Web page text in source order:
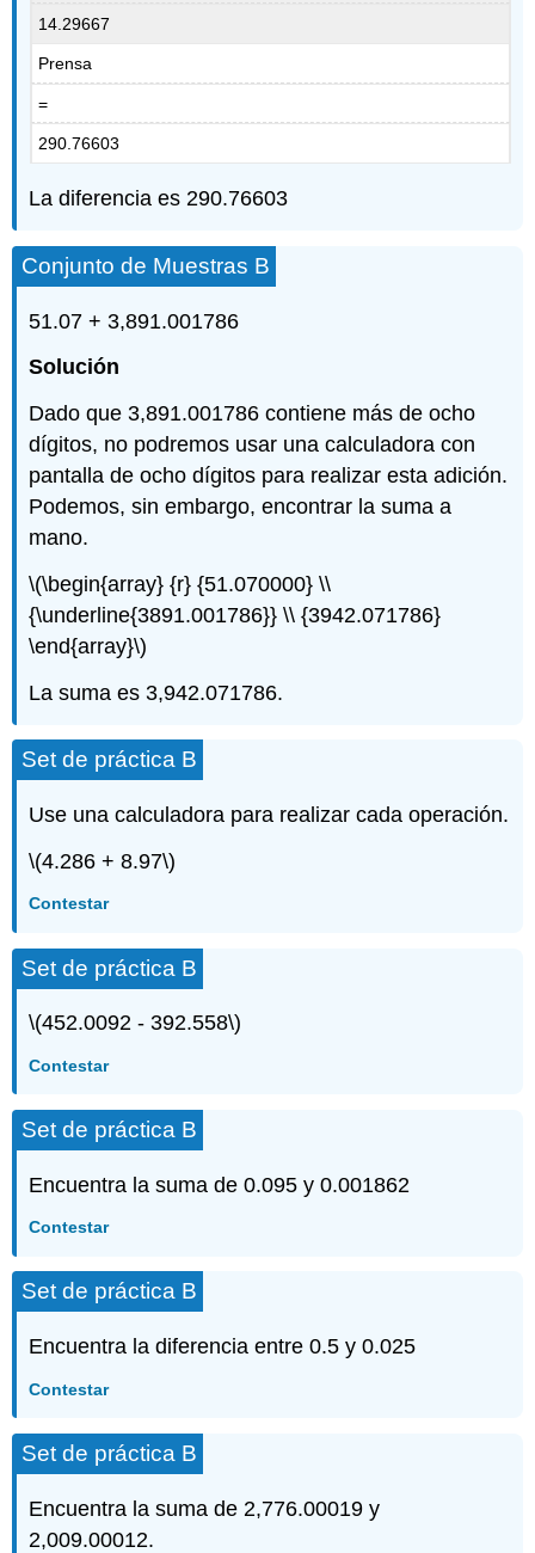
14.29667
Prensa
=
290.76603
La diferencia es 290.76603
Conjunto de Muestras B
51.07 + 3,891.001786
Solución
Dado que 3,891.001786 contiene más de ocho
dígitos, no podremos usar una calculadora con
pantalla de ocho dígitos para realizar esta adición.
Podemos, sin embargo, encontrar la suma a
mano.
\(\begin{array} {r} {51.070000} \\
{\underline{3891.001786}} \\ {3942.071786}
\end{array}\)
La suma es 3,942.071786.
Set de práctica B
Use una calculadora para realizar cada operación.
\(4.286 + 8.97\)
Contestar
Set de práctica B
\(452.0092 - 392.558\)
Contestar
Set de práctica B
Encuentra la suma de 0.095 y 0.001862
Contestar
Set de práctica B
Encuentra la diferencia entre 0.5 y 0.025
Contestar
Set de práctica B
Encuentra la suma de 2,776.00019 y
2,009.00012.